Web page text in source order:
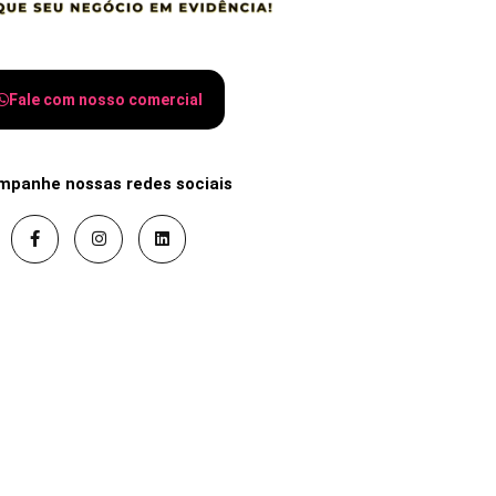
Fale com nosso comercial
nossas redes sociais